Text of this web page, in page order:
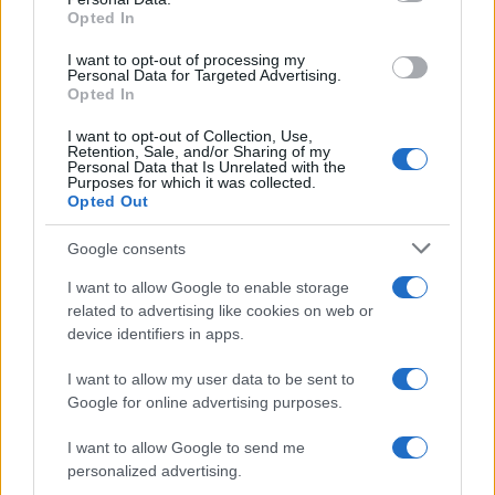
Opted In
I want to opt-out of processing my
Personal Data for Targeted Advertising.
Opted In
I want to opt-out of Collection, Use,
Retention, Sale, and/or Sharing of my
Personal Data that Is Unrelated with the
Purposes for which it was collected.
Opted Out
Google consents
I want to allow Google to enable storage
related to advertising like cookies on web or
device identifiers in apps.
I want to allow my user data to be sent to
Google for online advertising purposes.
I want to allow Google to send me
personalized advertising.
24.09.20
Αχαϊα: Συλλήψεις για την κλοπή
χρηματοκιβωτίου από τα ΕΛΤΑ Διακοπτού! Στο
φως όλη η αλήθεια
Αχαϊα: Προσαγωγές
για την κλοπή
Κινηματογραφικό